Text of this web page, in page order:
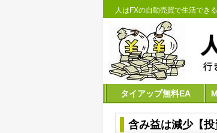
人はFXの自動売買で生活でき
タイアップ無料EA
含み益は減少【投